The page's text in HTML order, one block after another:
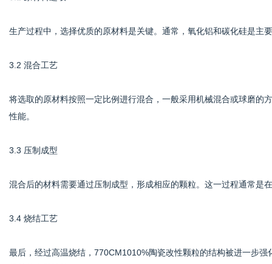
生产过程中，选择优质的原材料是关键。通常，氧化铝和碳化硅是主
3.2 混合工艺
将选取的原材料按照一定比例进行混合，一般采用机械混合或球磨的
性能。
3.3 压制成型
混合后的材料需要通过压制成型，形成相应的颗粒。这一过程通常是
3.4 烧结工艺
最后，经过高温烧结，770CM1010%陶瓷改性颗粒的结构被进一步